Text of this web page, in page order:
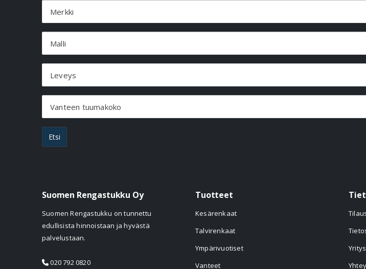
Merkki
Malli
Leveys
Vanteen tuumakoko
Etsi
Suomen Rengastukku Oy
Suomen Rengastukku on tunnettu
edullisista hinnoistaan ja hyvästä
palvelustaan.
020 792 0820
Tuotteet
Kesärenkaat
Talvirenkaat
Ympärivuotiset
Vanteet
Yritys